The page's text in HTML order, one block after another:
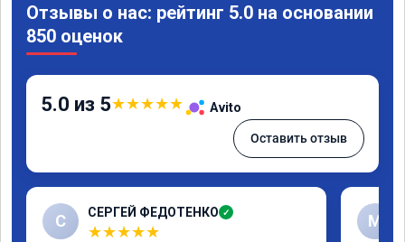
Отзывы о нас: рейтинг 5.0 на основании
850 оценок
5.0 из 5★★★★★ Avito
Оставить отзыв
С СЕРГЕЙ ФЕДОТЕНКО ✓
★★★★★
M